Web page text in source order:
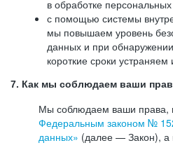
в обработке
с помощью системы
мы повышаем уровень
данных и при
короткие сроки
7. Как мы соблюдаем ваши
Мы соблюдаем ваши права,
Федеральным законом №
данных» (далее — Закон), а